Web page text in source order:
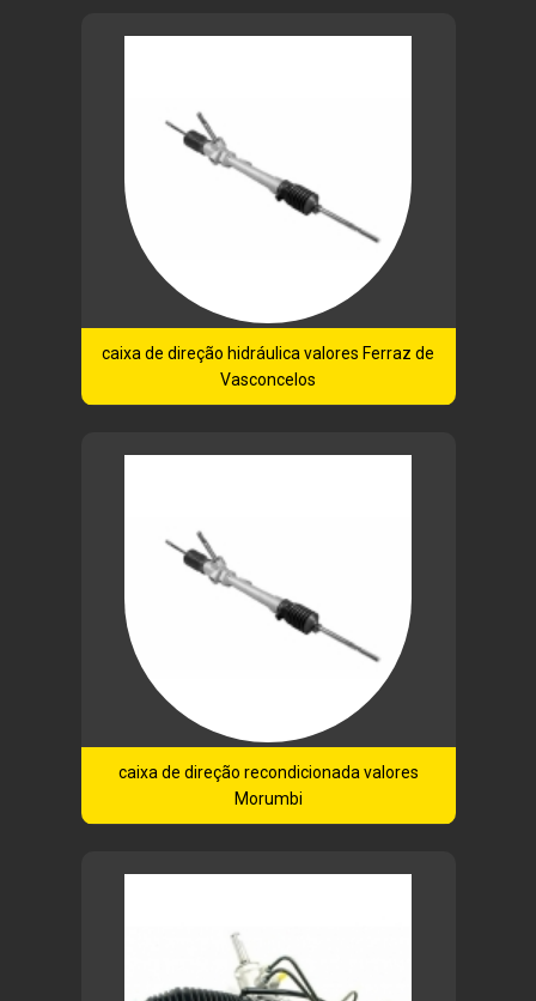
caixa de direção hidráulica valores Ferraz de
Vasconcelos
caixa de direção recondicionada valores
Morumbi